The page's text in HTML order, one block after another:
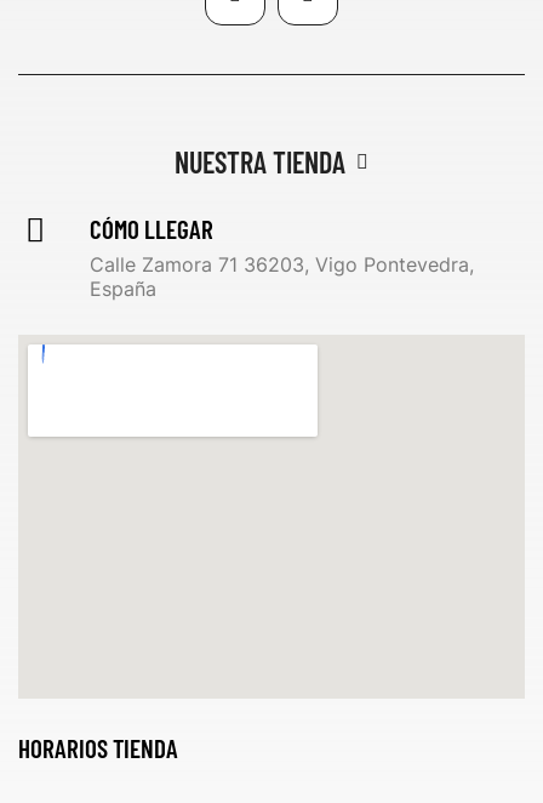
NUESTRA TIENDA
CÓMO LLEGAR
Calle Zamora 71 36203, Vigo Pontevedra,
España
HORARIOS TIENDA